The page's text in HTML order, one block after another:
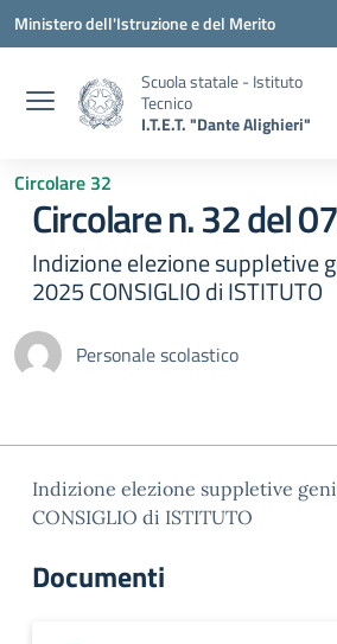
Vai ai contenuti
Vai al menu di navigazione
Vai al footer
Ministero dell'Istruzione e del Merito
Scuola statale - Istituto
Tecnico
I.T.E.T. "Dante Alighieri"
Circolare 32
Circolare n. 32 del
Indizione elezione suppletive
2025 CONSIGLIO di ISTITUTO
Personale scolastico
Indizione elezione suppletive
CONSIGLIO di ISTITUTO
Documenti